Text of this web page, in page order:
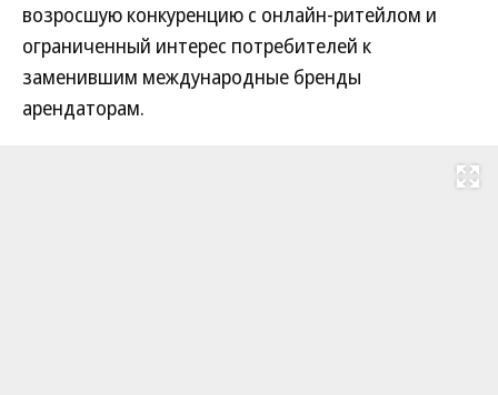
возросшую конкуренцию с онлайн-ритейлом и
ограниченный интерес потребителей к
заменившим международные бренды
арендаторам.
Развернуть